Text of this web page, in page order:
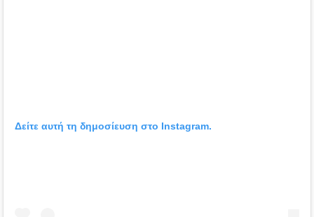
Δείτε αυτή τη δημοσίευση στο Instagram.